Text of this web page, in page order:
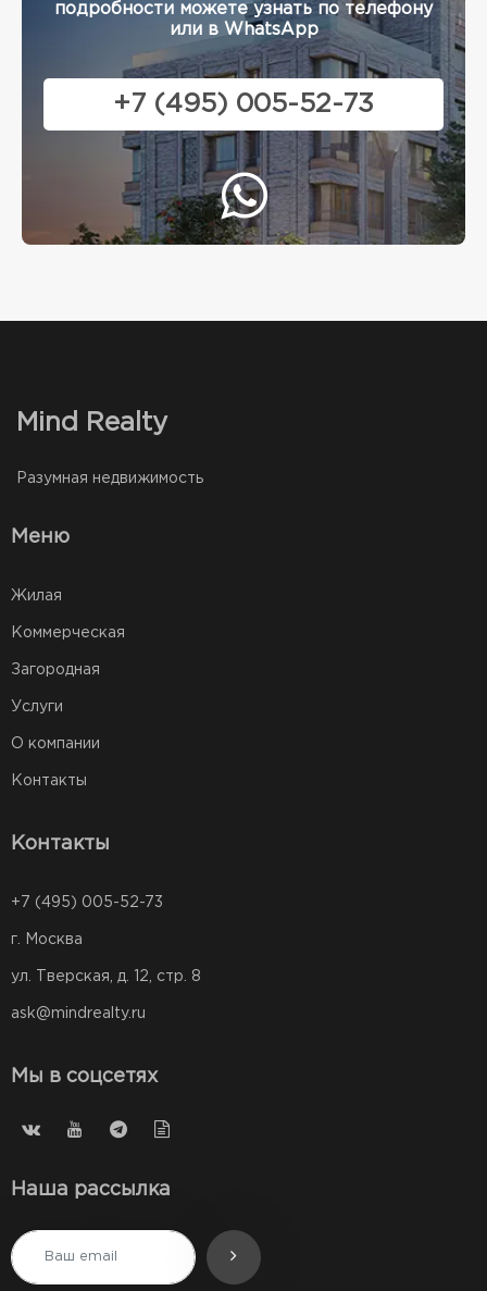
подробности можете узнать по телефону
или в WhatsApp
+7 (495) 005-52-73
Mind Realty
Разумная недвижимость
Меню
Жилая
Коммерческая
Загородная
Услуги
О компании
Контакты
Контакты
+7 (495) 005-52-73
г. Москва
ул. Тверская, д. 12, стр. 8
ask@mindrealty.ru
Мы в соцсетях
Наша рассылка